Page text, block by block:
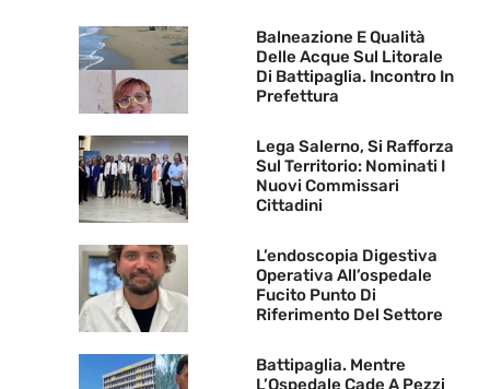
Balneazione E Qualità
Delle Acque Sul Litorale
Di Battipaglia. Incontro In
Prefettura
Lega Salerno, Si Rafforza
Sul Territorio: Nominati I
Nuovi Commissari
Cittadini
L’endoscopia Digestiva
Operativa All’ospedale
Fucito Punto Di
Riferimento Del Settore
Battipaglia. Mentre
L’Ospedale Cade A Pezzi